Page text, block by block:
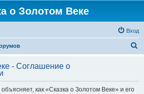
о Золотом Веке
Вход
с
- Соглашение о
как «Сказка о Золотом Веке» и его